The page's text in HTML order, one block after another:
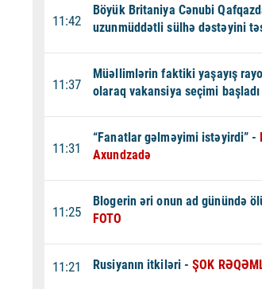
11:42
Böyük Britaniya Cənubi
uzunmüddətli sülhə dəstəyini
11:37
Müəllimlərin faktiki yaşayış
olaraq vakansiya seçimi başladı
11:31
“Fanatlar gəlməyimi istəyirdi” -
Axundzadə
11:25
Blogerin əri onun ad günündə
FOTO
11:21 Rusiyanın itkiləri - ŞOK